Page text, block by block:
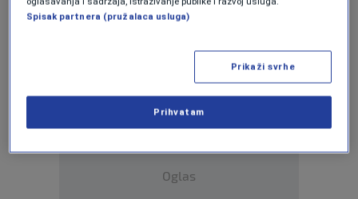
Više tema kao što je ova?
Oglas
Spisak partnera (pružalaca usluga)
Prikaži svrhe
Prihvatam